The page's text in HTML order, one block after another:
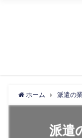
ホーム 派遣の
派遣